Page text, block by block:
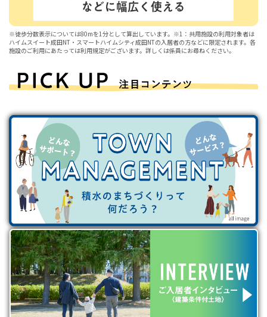
※徒歩分数表示については80mを1分として算出しています。※1：共用施設の利用対象者は
ハイムスイート成田NT・スマートハイムシティ成田NTの入居者の方などに限定されます。各
施設のご利用にあたっては利用規定がございます。詳しくは係員にお尋ねください。